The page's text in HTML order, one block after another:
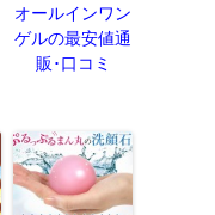
オールインワン
ゲルの最安値通
販･口コミ